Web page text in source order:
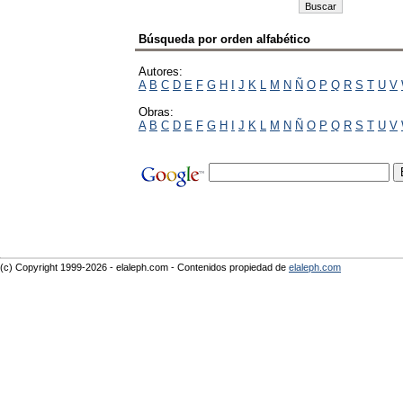
Búsqueda por orden alfabético
Autores:
A B C D E F G H I J K L M N Ñ O P Q R S T U V
Obras:
A B C D E F G H I J K L M N Ñ O P Q R S T U V
(c) Copyright 1999-2026 - elaleph.com - Contenidos propiedad de elaleph.com